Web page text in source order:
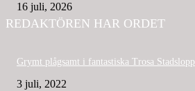
16 juli, 2026
REDAKTÖREN HAR ORDET
Grymt plågsamt i fantastiska Trosa Stadslopp
3 juli, 2022